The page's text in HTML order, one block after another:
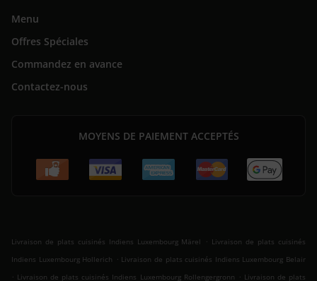
Menu
Offres Spéciales
Commandez en avance
Contactez-nous
MOYENS DE PAIEMENT ACCEPTÉS
Livraison de plats cuisinés Indiens Luxembourg Märel . Livraison de plats cuisinés
Indiens Luxembourg Hollerich . Livraison de plats cuisinés Indiens Luxembourg Belair
. Livraison de plats cuisinés Indiens Luxembourg Rollengergronn . Livraison de plats